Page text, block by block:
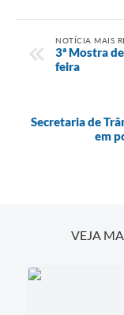
NOTÍCIA MAIS
3ª Mostra
feira
Secretaria de
em
VEJA